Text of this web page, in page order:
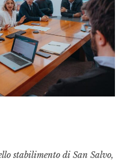
stabilimento di San Salvo,